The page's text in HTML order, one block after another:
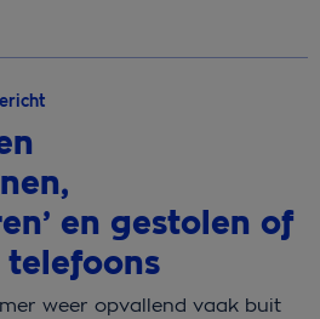
en gestolen of
weer opvallend vaak buit